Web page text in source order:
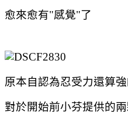
愈來愈有"感覺"了
原本自認為忍受力還算
對於開始前小芬提供的